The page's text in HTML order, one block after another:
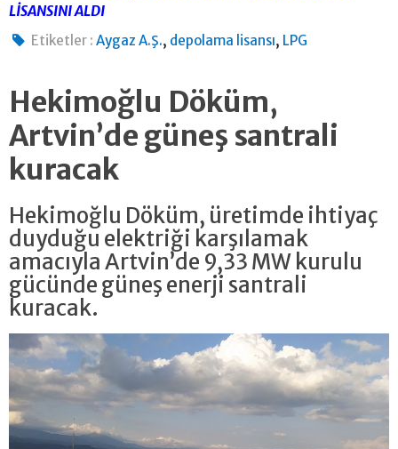
LİSANSINI ALDI
Etiketler : Aygaz A.Ş., depolama lisansı, LPG
Hekimoğlu Döküm,
Artvin’de güneş santrali
kuracak
Hekimoğlu Döküm, üretimde ihtiyaç
duyduğu elektriği karşılamak
amacıyla Artvin’de 9,33 MW kurulu
gücünde güneş enerji santrali
kuracak.